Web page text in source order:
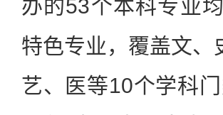
办的53个本科专业
特色专业，覆盖文、
艺、医等10个学科